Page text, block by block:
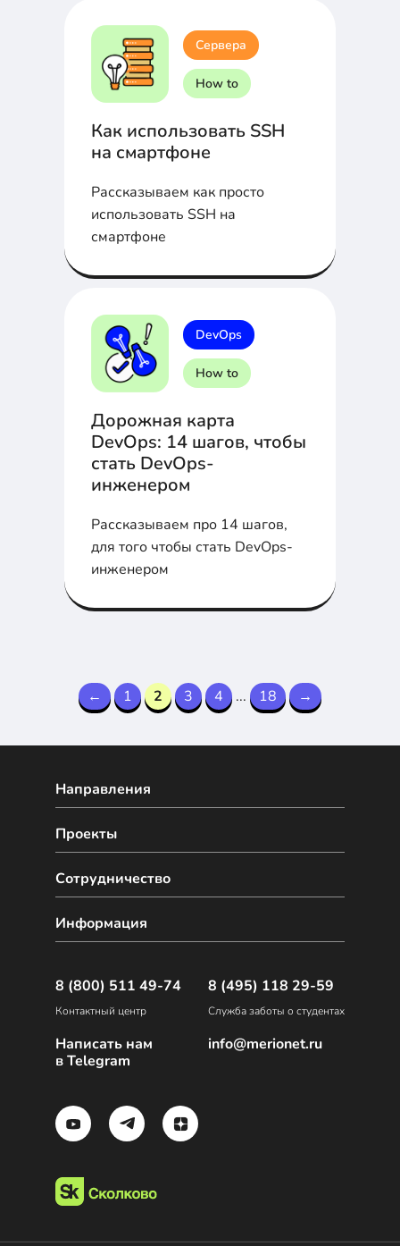
Сервера
How to
Как использовать SSH
на смартфоне
Рассказываем как просто
использовать SSH на
смартфоне
DevOps
How to
Дорожная карта
DevOps: 14 шагов, чтобы
стать DevOps-
инженером
Рассказываем про 14 шагов,
для того чтобы стать DevOps-
инженером
← 1 2 3 4 ... 18 →
Направления
Сотрудничество
Проекты
Информация
8 (800) 511 49-74
Контактный центр
Написать нам
в Telegram
8 (495) 118 29-59
Служба заботы о студентах
info@merionet.ru